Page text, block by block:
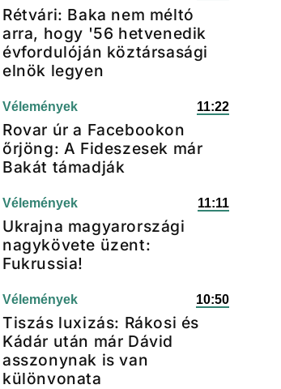
Rétvári: Baka nem méltó
arra, hogy '56 hetvenedik
évfordulóján köztársasági
elnök legyen
Vélemények 11:22
Rovar úr a Facebookon
őrjöng: A Fideszesek már
Bakát támadják
Vélemények 11:11
Ukrajna magyarországi
nagykövete üzent:
Fukrussia!
Vélemények 10:50
Tiszás luxizás: Rákosi és
Kádár után már Dávid
asszonynak is van
különvonata